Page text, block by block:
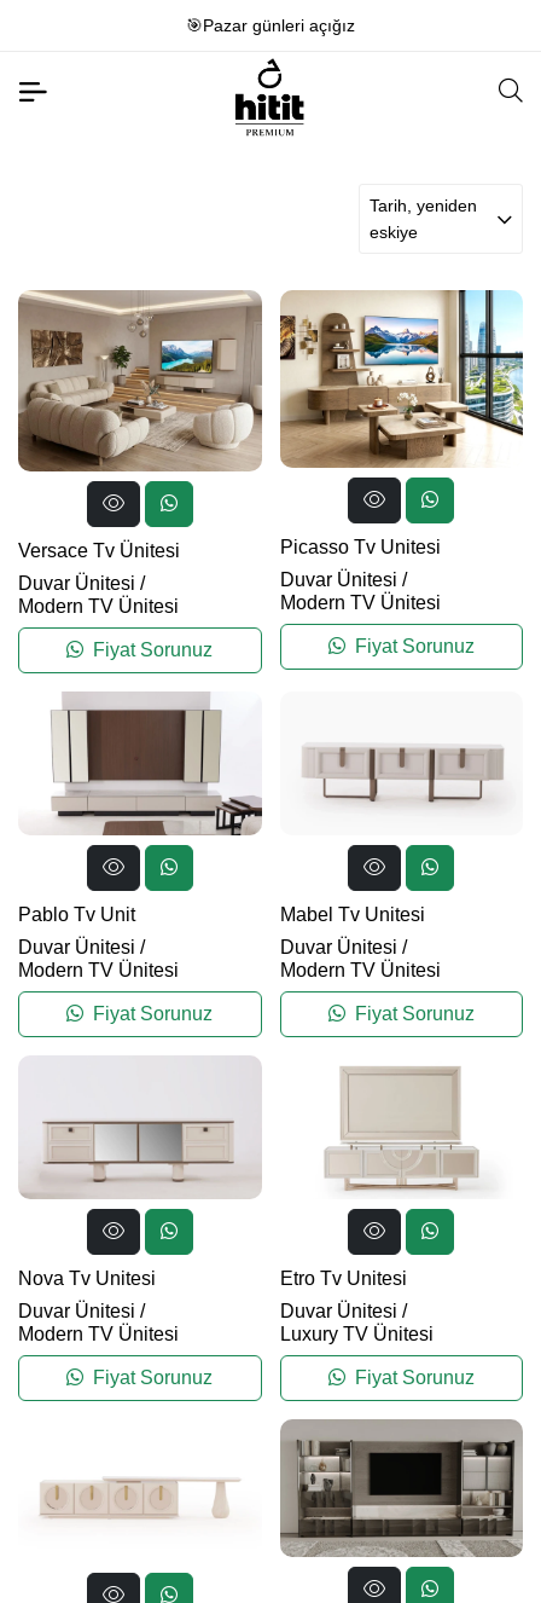
🎯Pazar günleri açığız
Tarih, yeniden
eskiye
Versace Tv Ünitesi
Duvar Ünitesi /
Modern TV Ünitesi
Fiyat Sorunuz
Picasso Tv Unitesi
Duvar Ünitesi /
Modern TV Ünitesi
Fiyat Sorunuz
Pablo Tv Unit
Duvar Ünitesi /
Modern TV Ünitesi
Fiyat Sorunuz
Mabel Tv Unitesi
Duvar Ünitesi /
Modern TV Ünitesi
Fiyat Sorunuz
Nova Tv Unitesi
Duvar Ünitesi /
Modern TV Ünitesi
Fiyat Sorunuz
Etro Tv Unitesi
Duvar Ünitesi /
Luxury TV Ünitesi
Fiyat Sorunuz